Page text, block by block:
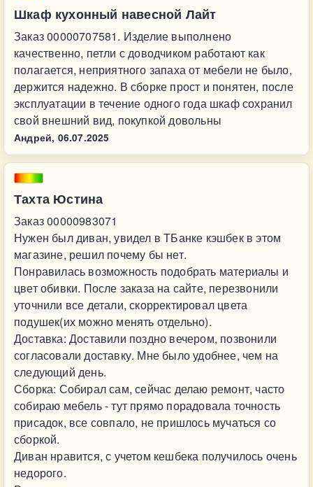
Шкаф кухонный навесной Лайт
Заказ 00000707581. Изделие выполнено
качественно, петли с доводчиком работают как
полагается, неприятного запаха от мебели не было,
держится надежно. В сборке прост и понятен, после
эксплуатации в течение одного года шкаф сохранил
свой внешний вид, покупкой довольны
Андрей, 06.07.2025
Тахта Юстина
Заказ 00000983071
Нужен был диван, увидел в ТБанке кэшбек в этом
магазине, решил почему бы нет.
Понравилась возможность подобрать материалы и
цвет обивки. После заказа на сайте, перезвонили
уточнили все детали, скорректировал цвета
подушек(их можно менять отдельно).
Доставка: Доставили поздно вечером, позвонили
согласовали доставку. Мне было удобнее, чем на
следующий день.
Сборка: Собирал сам, сейчас делаю ремонт, часто
собираю мебель - тут прямо порадовала точность
присадок, все совпало, не пришлось мучаться со
сборкой.
Диван нравится, с учетом кешбека получилось очень
недорого.